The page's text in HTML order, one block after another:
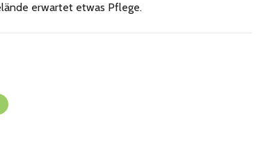
erwartet etwas Pflege.